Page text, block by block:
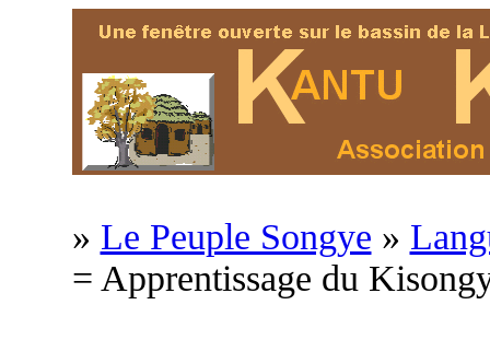
» Le Peuple Songye »
= Apprentissage du